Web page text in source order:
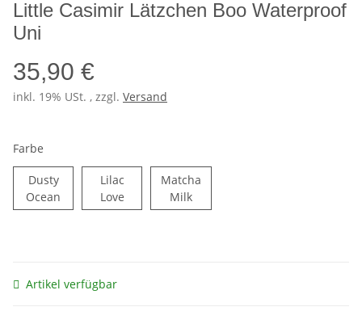
Little Casimir Lätzchen Boo Waterproof
Uni
35,90 €
inkl. 19% USt. , zzgl. Versand
Farbe
Dusty
Ocean Dusty Ocean
Lilac
LoveLilac Love
Matcha
MilkMatcha Milk
Artikel verfügbar